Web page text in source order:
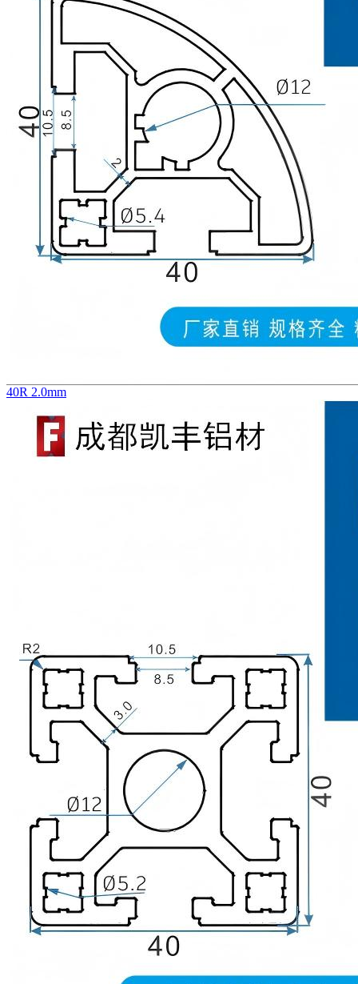
40R 2.0mm